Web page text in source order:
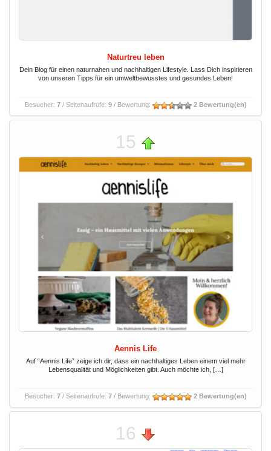
Naturtreu leben
Dein Blog für einen naturnahen und nachhaltigen Lifestyle. Lass Dich inspirieren
von unseren Tipps für ein umweltbewusstes und gesundes Leben!
Besucher: 7/ Seitenaufrufe: 9/ Bewertung: 2 Bewertung(en)
15
Aennis Life
Auf “Aennis Life” zeige ich dir, dass ein nachhaltiges Leben einem viel mehr
Lebensqualität und Möglichkeiten gibt. Auch möchte ich, […]
Besucher: 7/ Seitenaufrufe: 7/ Bewertung: 2 Bewertung(en)
16